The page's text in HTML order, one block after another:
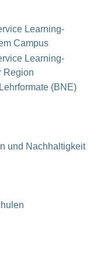
Learning-
Campus
Learning-
Region
(BNE)
und Nachhaltigkeit